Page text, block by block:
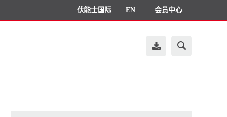
伏能士国际 EN 会员中心